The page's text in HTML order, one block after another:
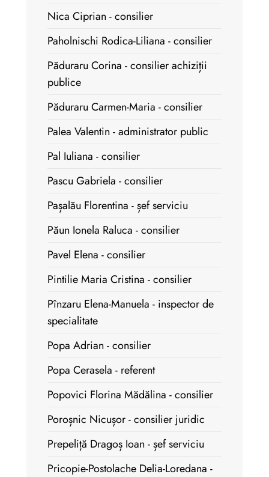
Nica Ciprian - consilier
Paholnischi Rodica-Liliana - consilier
Păduraru Corina - consilier achiziții
publice
Păduraru Carmen-Maria - consilier
Palea Valentin - administrator public
Pal Iuliana - consilier
Pascu Gabriela - consilier
Pașalău Florentina - șef serviciu
Păun Ionela Raluca - consilier
Pavel Elena - consilier
Pintilie Maria Cristina - consilier
Pînzaru Elena-Manuela - inspector de
specialitate
Popa Adrian - consilier
Popa Cerasela - referent
Popovici Florina Mădălina - consilier
Poroșnic Nicușor - consilier juridic
Prepeliță Dragoș Ioan - șef serviciu
Pricopie-Postolache Delia-Loredana -